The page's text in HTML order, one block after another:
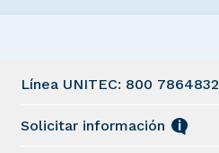
Línea UNITEC: 800 7864832
Solicitar información